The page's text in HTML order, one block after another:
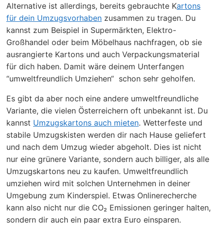
Alternative ist allerdings, bereits gebrauchte Kartons
für dein Umzugsvorhaben zusammen zu tragen. Du
kannst zum Beispiel in Supermärkten, Elektro-
Großhandel oder beim Möbelhaus nachfragen, ob sie
ausrangierte Kartons und auch Verpackungsmaterial
für dich haben. Damit wäre deinem Unterfangen
“umweltfreundlich Umziehen“ schon sehr geholfen.
Es gibt da aber noch eine andere umweltfreundliche
Variante, die vielen Österreichern oft unbekannt ist. Du
kannst Umzugskartons auch mieten. Wetterfeste und
stabile Umzugskisten werden dir nach Hause geliefert
und nach dem Umzug wieder abgeholt. Dies ist nicht
nur eine grünere Variante, sondern auch billiger, als alle
Umzugskartons neu zu kaufen. Umweltfreundlich
umziehen wird mit solchen Unternehmen in deiner
Umgebung zum Kinderspiel. Etwas Onlinerecherche
kann also nicht nur die CO₂ Emissionen geringer halten,
sondern dir auch ein paar extra Euro einsparen.